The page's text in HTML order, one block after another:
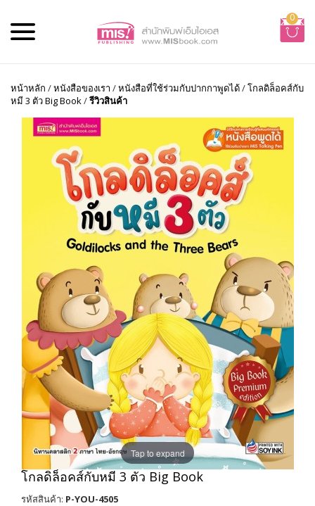
0
หน้าหลัก /หนังสือของเรา /หนังสือที่ใช้ร่วมกับปากกาพูดได้/โกลดิล็อคส์กับ
หมี 3 ตัว Big Book/รีวิวสินค้า
Tap to expand
โกลดิล็อคส์กับหมี 3 ตัว Big Book
รหัสสินค้า: P-YOU-4505